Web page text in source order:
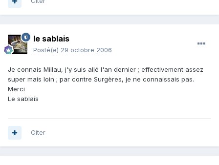
le sablais
Posté(e) 29 octobre 2006
Je connais Millau, j'y suis allé l'an dernier ; effectivement assez
super mais loin ; par contre Surgères, je ne connaissais pas.
Merci
Le sablais
Citer